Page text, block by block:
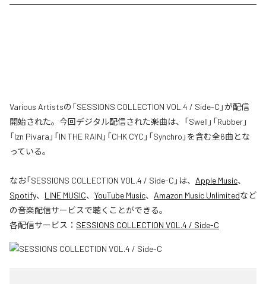
Various Artistsの「SESSIONS COLLECTION VOL.4 / Side-C」が配信
開始された。今回デジタル配信された楽曲は、「Swell」「Rubber」
「Izn Pivara」「IN THE RAIN」「CHK CYC」「Synchro」を含む全6曲とな
っている。
なお「SESSIONS COLLECTION VOL.4 / Side-C 」は、 Apple Music、
Spotify、 LINE MUSIC、 YouTube Music、 Amazon Music Unlimitedなど
の音楽配信サービスで聴くことができる。
各配信サービス： SESSIONS COLLECTION VOL.4 / Side-C